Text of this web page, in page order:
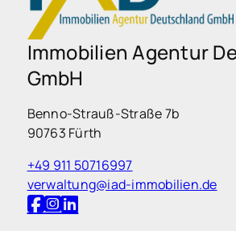
Immobilien Agentur
GmbH
Benno-Strauß-Straße 7b
90763 Fürth
+49 911 50716997
verwaltung@iad-immobilien.de